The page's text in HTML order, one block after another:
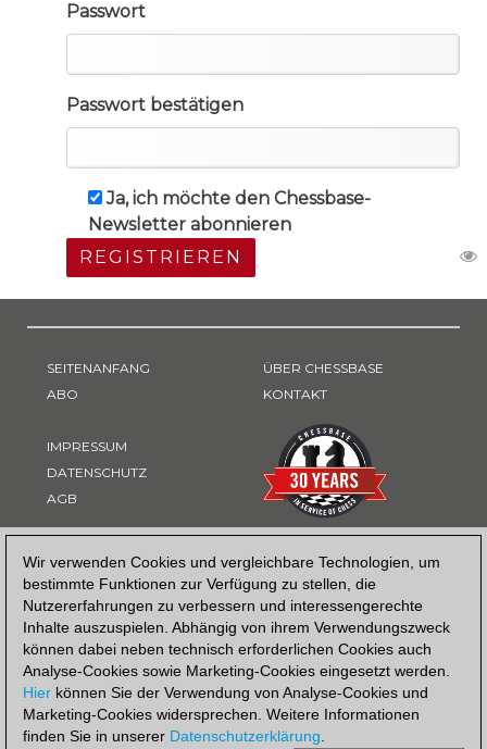
Wir verwenden Cookies und vergleichbare Technologien, um
bestimmte Funktionen zur Verfügung zu stellen, die
Nutzererfahrungen zu verbessern und interessengerechte
Inhalte auszuspielen. Abhängig von ihrem Verwendungszweck
können dabei neben technisch erforderlichen Cookies auch
Analyse-Cookies sowie Marketing-Cookies eingesetzt werden.
Hier können Sie der Verwendung von Analyse-Cookies und
Marketing-Cookies widersprechen. Weitere Informationen
finden Sie in unserer Datenschutzerklärung.
Passwort
Passwort bestätigen
Ja, ich möchte den Chessbase-
Newsletter abonnieren
REGISTRIEREN
SEITENANFANG
ABO
IMPRESSUM
DATENSCHUTZ
AGB
ÜBER CHESSBASE
KONTAKT
ZAHLUNGSART